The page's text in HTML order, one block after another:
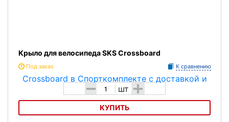
Крыло для велосипеда SKS Crossboard
Под заказ К сравнению
- шт +
КУПИТЬ